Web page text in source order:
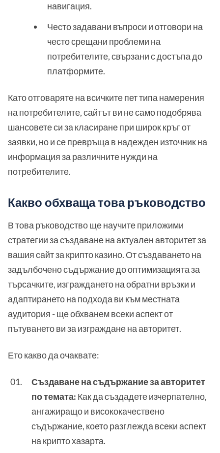
навигация.
Често задавани въпроси и отговори на
често срещани проблеми на
потребителите, свързани с достъпа до
платформите.
Като отговаряте на всичките пет типа намерения
на потребителите, сайтът ви не само подобрява
шансовете си за класиране при широк кръг от
заявки, но и се превръща в надежден източник на
информация за различните нужди на
потребителите.
Какво обхваща това ръководство
В това ръководство ще научите приложими
стратегии за създаване на актуален авторитет за
вашия сайт за крипто казино. От създаването на
задълбочено съдържание до оптимизацията за
търсачките, изграждането на обратни връзки и
адаптирането на подхода ви към местната
аудитория - ще обхванем всеки аспект от
пътуването ви за изграждане на авторитет.
Ето какво да очаквате:
Създаване на съдържание за авторитет
по темата: Как да създадете изчерпателно,
ангажиращо и висококачествено
съдържание, което разглежда всеки аспект
на крипто хазарта.